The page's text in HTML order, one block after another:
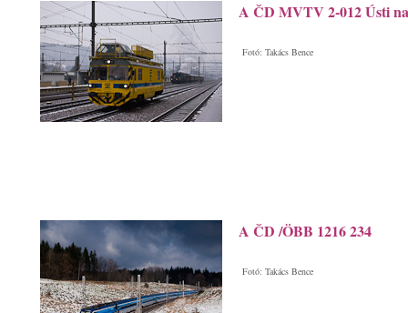
A ČD MVTV 2-012 Ústi
Fotó: Takács Bence
A ČD /ÖBB 1216 234
Fotó: Takács Bence